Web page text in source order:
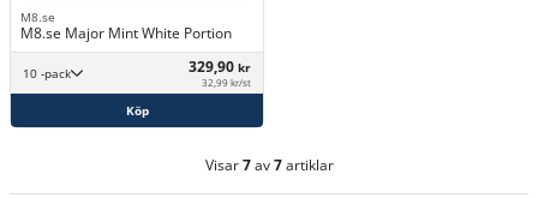
M8.se
M8.se Major Mint White Portion
10 -pack 329,90 kr
32,99 kr/st
Köp
Visar7av7artiklar